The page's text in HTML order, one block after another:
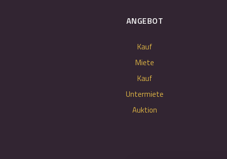
ANGEBOT
Kauf
Miete
Kauf
Untermiete
Auktion